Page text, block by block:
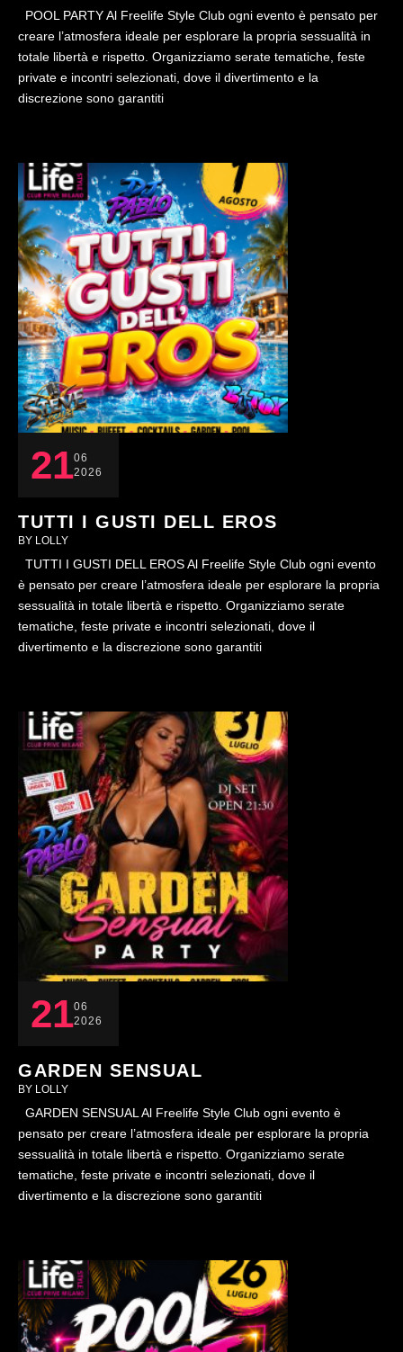
POOL PARTY Al Freelife Style Club ogni evento è pensato per
creare l’atmosfera ideale per esplorare la propria sessualità in
totale libertà e rispetto. Organizziamo serate tematiche, feste
private e incontri selezionati, dove il divertimento e la
discrezione sono garantiti
2106
2026
TUTTI I GUSTI DELL EROS
BY LOLLY
TUTTI I GUSTI DELL EROS Al Freelife Style Club ogni evento
è pensato per creare l’atmosfera ideale per esplorare la propria
sessualità in totale libertà e rispetto. Organizziamo serate
tematiche, feste private e incontri selezionati, dove il
divertimento e la discrezione sono garantiti
2106
2026
GARDEN SENSUAL
BY LOLLY
GARDEN SENSUAL Al Freelife Style Club ogni evento è
pensato per creare l’atmosfera ideale per esplorare la propria
sessualità in totale libertà e rispetto. Organizziamo serate
tematiche, feste private e incontri selezionati, dove il
divertimento e la discrezione sono garantiti